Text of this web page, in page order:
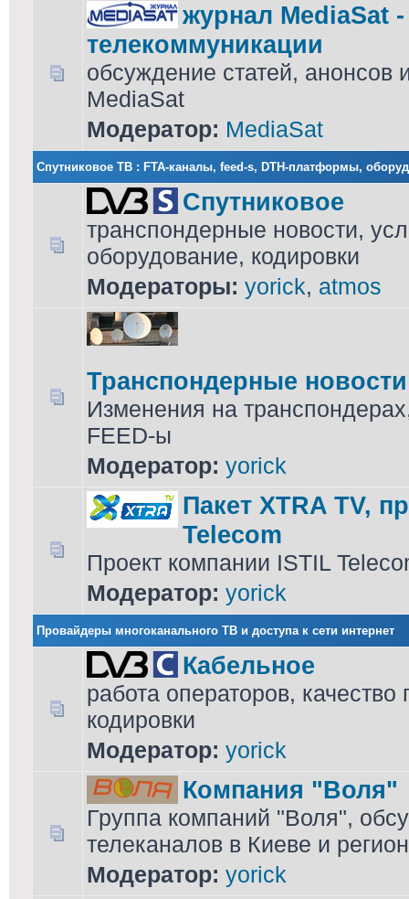
журнал MediaSat
телекоммуникации
обсуждение статей, анонсов
MediaSat
Модератор: MediaSat
Cпутниковое ТВ : FTA-каналы, feed-s, DTH-платформы,
Спутниковое
транспондерные новости,
оборудование, кодировки
Модераторы: yorick, atmos
Транспондерные новости
Изменения на
FEED-ы
Модератор: yorick
Пакет XTRA TV,
Telecom
Проект компании ISTIL
Модератор: yorick
Провайдеры многоканального ТВ и доступа к сети интернет
Кабельное
работа операторов,
кодировки
Модератор: yorick
Компания "Воля"
Группа компаний "Воля",
телеканалов в Киеве и
Модератор: yorick